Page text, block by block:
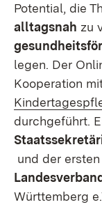
Potential, die
alltagsnah zu
legen. Der
Kooperation
durchgeführt.
und der ersten
Württemberg